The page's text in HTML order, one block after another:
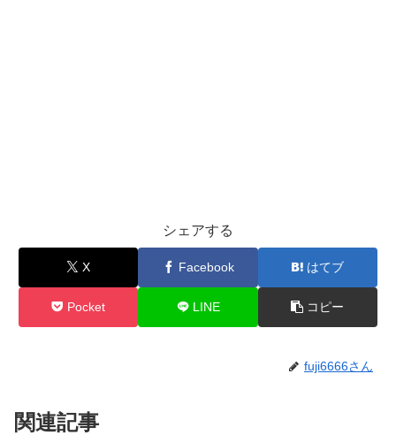
シェアする
X Facebook はてブ
Pocket LINE コピー
fuji6666さん
関連記事